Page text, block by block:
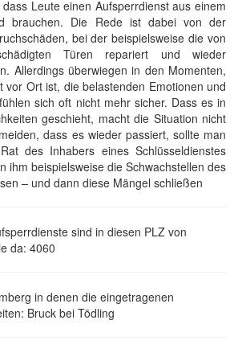
Leute einen Aufsperrdienst aus einem
brauchen. Die Rede ist dabei von der
bei der beispielsweise die von
Türen repariert und wieder
Allerdings überwiegen in den Momenten,
vor Ort ist, die belastenden Emotionen und
sich oft nicht mehr sicher. Dass es in
geschieht, macht die Situation nicht
dass es wieder passiert, sollte man
des Inhabers eines Schlüsseldienstes
ihm beispielsweise die Schwachstellen des
– und dann diese Mängel schließen
sind in diesen PLZ von
da: 4060
in denen die eingetragenen
Bruck bei Tödling